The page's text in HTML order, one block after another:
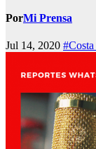
PorMi Prensa
Jul 14, 2020